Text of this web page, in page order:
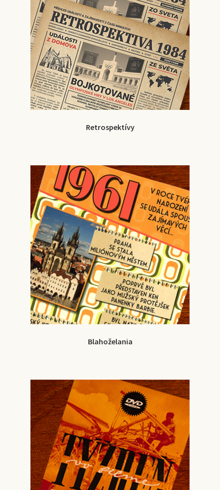
Retrospektívy
Blahoželania